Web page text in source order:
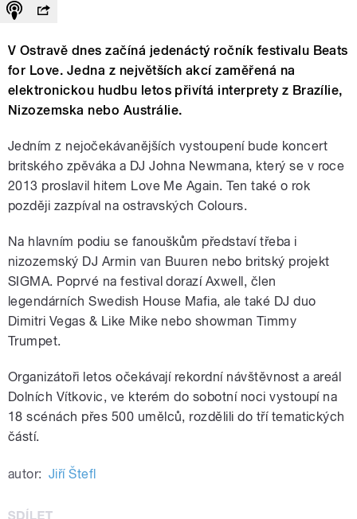
V Ostravě dnes začíná jedenáctý ročník festivalu Beats
for Love. Jedna z největších akcí zaměřená na
elektronickou hudbu letos přivítá interprety z Brazílie,
Nizozemska nebo Austrálie.
Jedním z nejočekávanějších vystoupení bude koncert
britského zpěváka a DJ Johna Newmana, který se v roce
2013 proslavil hitem Love Me Again. Ten také o rok
později zazpíval na ostravských Colours.
Na hlavním podiu se fanouškům představí třeba i
nizozemský DJ Armin van Buuren nebo britský projekt
SIGMA. Poprvé na festival dorazí Axwell, člen
legendárních Swedish House Mafia, ale také DJ duo
Dimitri Vegas & Like Mike nebo showman Timmy
Trumpet.
Organizátoři letos očekávají rekordní návštěvnost a areál
Dolních Vítkovic, ve kterém do sobotní noci vystoupí na
18 scénách přes 500 umělců, rozdělili do tří tematických
částí.
autor: Jiří Štefl